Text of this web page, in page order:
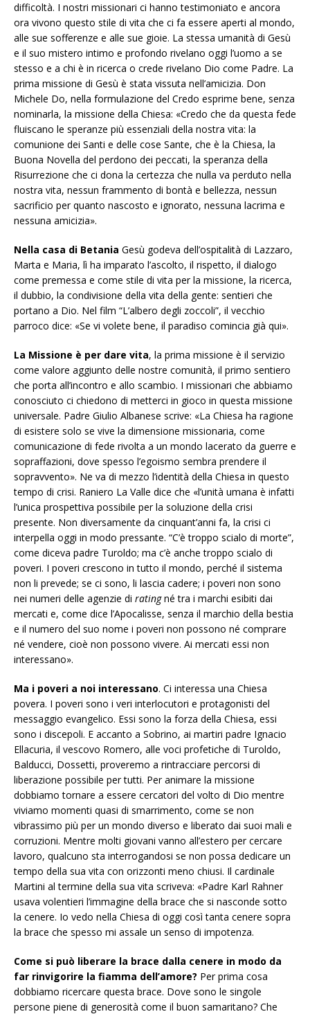
difficoltà. I nostri missionari ci hanno testimoniato e ancora
ora vivono questo stile di vita che ci fa essere aperti al mondo,
alle sue sofferenze e alle sue gioie. La stessa umanità di Gesù
e il suo mistero intimo e profondo rivelano oggi l’uomo a se
stesso e a chi è in ricerca o crede rivelano Dio come Padre. La
prima missione di Gesù è stata vissuta nell’amicizia. Don
Michele Do, nella formulazione del Credo esprime bene, senza
nominarla, la missione della Chiesa: «Credo che da questa fede
fluiscano le speranze più essenziali della nostra vita: la
comunione dei Santi e delle cose Sante, che è la Chiesa, la
Buona Novella del perdono dei peccati, la speranza della
Risurrezione che ci dona la certezza che nulla va perduto nella
nostra vita, nessun frammento di bontà e bellezza, nessun
sacrificio per quanto nascosto e ignorato, nessuna lacrima e
nessuna amicizia».
Nella casa di Betania Gesù godeva dell’ospitalità di Lazzaro,
Marta e Maria, lì ha imparato l’ascolto, il rispetto, il dialogo
come premessa e come stile di vita per la missione, la ricerca,
il dubbio, la condivisione della vita della gente: sentieri che
portano a Dio. Nel film “L’albero degli zoccoli”, il vecchio
parroco dice: «Se vi volete bene, il paradiso comincia già qui».
La Missione è per dare vita, la prima missione è il servizio
come valore aggiunto delle nostre comunità, il primo sentiero
che porta all’incontro e allo scambio. I missionari che abbiamo
conosciuto ci chiedono di metterci in gioco in questa missione
universale. Padre Giulio Albanese scrive: «La Chiesa ha ragione
di esistere solo se vive la dimensione missionaria, come
comunicazione di fede rivolta a un mondo lacerato da guerre e
sopraffazioni, dove spesso l’egoismo sembra prendere il
sopravvento». Ne va di mezzo l’identità della Chiesa in questo
tempo di crisi. Raniero La Valle dice che «l’unità umana è infatti
l’unica prospettiva possibile per la soluzione della crisi
presente. Non diversamente da cinquant’anni fa, la crisi ci
interpella oggi in modo pressante. “C’è troppo scialo di morte”,
come diceva padre Turoldo; ma c’è anche troppo scialo di
poveri. I poveri crescono in tutto il mondo, perché il sistema
non li prevede; se ci sono, li lascia cadere; i poveri non sono
nei numeri delle agenzie di ratingné tra i marchi esibiti dai
mercati e, come dice l’Apocalisse, senza il marchio della bestia
e il numero del suo nome i poveri non possono né comprare
né vendere, cioè non possono vivere. Ai mercati essi non
interessano».
Ma i poveri a noi interessano. Ci interessa una Chiesa
povera. I poveri sono i veri interlocutori e protagonisti del
messaggio evangelico. Essi sono la forza della Chiesa, essi
sono i discepoli. E accanto a Sobrino, ai martiri padre Ignacio
Ellacuria, il vescovo Romero, alle voci profetiche di Turoldo,
Balducci, Dossetti, proveremo a rintracciare percorsi di
liberazione possibile per tutti. Per animare la missione
dobbiamo tornare a essere cercatori del volto di Dio mentre
viviamo momenti quasi di smarrimento, come se non
vibrassimo più per un mondo diverso e liberato dai suoi mali e
corruzioni. Mentre molti giovani vanno all’estero per cercare
lavoro, qualcuno sta interrogandosi se non possa dedicare un
tempo della sua vita con orizzonti meno chiusi. Il cardinale
Martini al termine della sua vita scriveva: «Padre Karl Rahner
usava volentieri l’immagine della brace che si nasconde sotto
la cenere. Io vedo nella Chiesa di oggi così tanta cenere sopra
la brace che spesso mi assale un senso di impotenza.
Come si può liberare la brace dalla cenere in modo da
far rinvigorire la fiamma dell’amore? Per prima cosa
dobbiamo ricercare questa brace. Dove sono le singole
persone piene di generosità come il buon samaritano? Che